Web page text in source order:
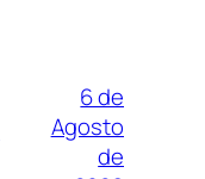
6 de
Agosto
de